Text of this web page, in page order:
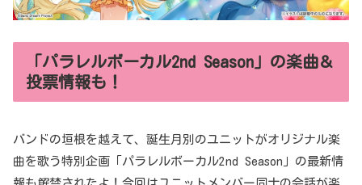
「パラレルボーカル2nd Season」の楽曲＆
投票情報も！
バンドの垣根を越えて、誕生月別のユニットがオリジナル楽
曲を歌う特別企画「パラレルボーカル2nd Season」の最新情